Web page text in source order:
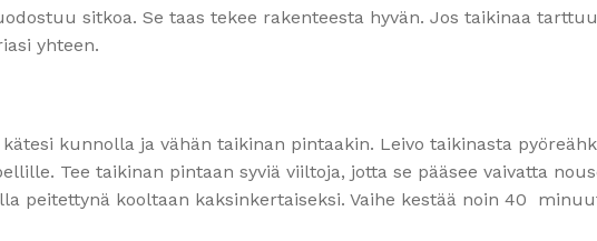
sitkoa. Se taas tekee rakenteesta hyvän. Jos taikinaa
yhteen.
kunnolla ja vähän taikinan pintaakin. Leivo taikinasta
Tee taikinan pintaan syviä viiltoja, jotta se pääsee vaivatta
peitettynä kooltaan kaksinkertaiseksi. Vaihe kestää noin 40